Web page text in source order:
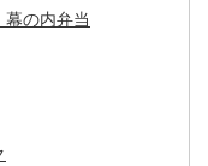
幕の内弁当